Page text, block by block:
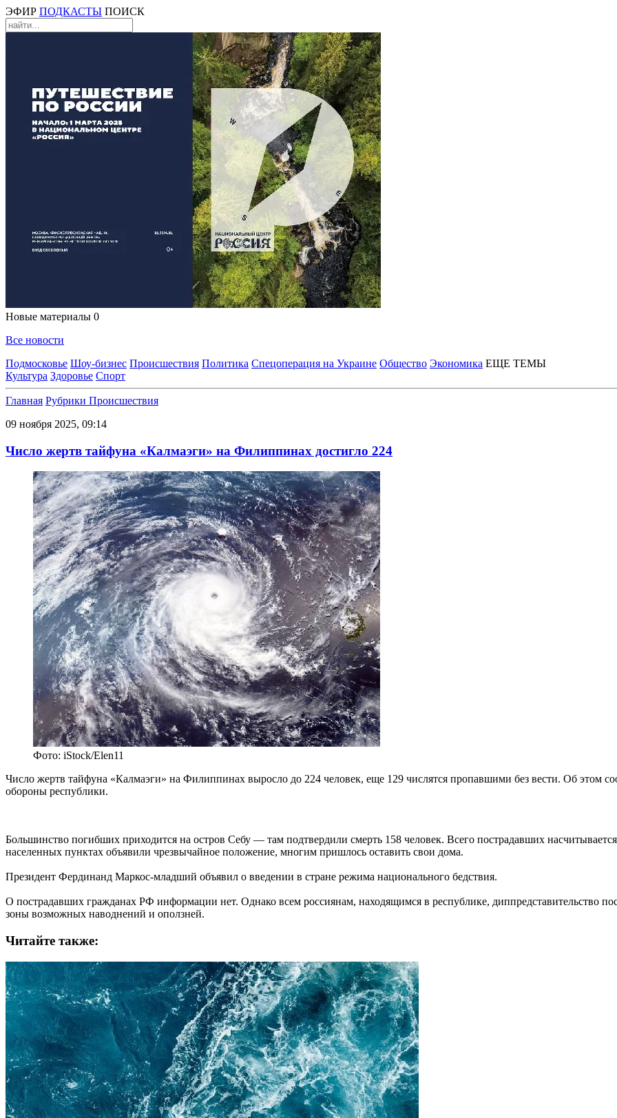
ЭФИР ПОДКАСТЫ ПОИСК
Новые материалы 0
Все новости
Подмосковье Шоу-бизнес Происшествия Политика Спецоперация на Украине Общество Экономика ЕЩЕ ТЕМЫ
Культура Здоровье Спорт
Главная Рубрики Происшествия
09 ноября 2025, 09:14
Число жертв тайфуна «Калмаэги» на Филиппинах достигло 224
Фото: iStock/Elen11
Число жертв тайфуна «Калмаэги» на Филиппинах выросло до 224 человек, еще 129 числятся пропавшими без вести. Об этом
обороны республики.
Большинство погибших приходится на остров Себу — там подтвердили смерть 158 человек. Всего пострадавших
населенных пунктах объявили чрезвычайное положение, многим пришлось оставить свои дома.
Президент Фердинанд Маркос-младший объявил о введении в стране режима национального бедствия.
О пострадавших гражданах РФ информации нет. Однако всем россиянам, находящимся в республике, диппредставительство
зоны возможных наводнений и оползней.
Читайте также: